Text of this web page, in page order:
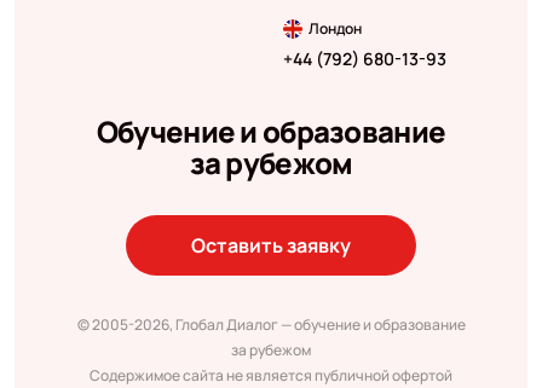
Лондон
+44 (792) 680-13-93
Обучение и образование
за рубежом
Оставить заявку
© 2005-2026, Глобал Диалог — обучение и образование
за рубежом
Содержимое сайта не является публичной офертой